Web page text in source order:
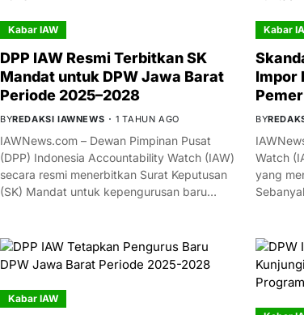
Kabar IAW
DPP IAW Resmi Terbitkan SK
Mandat untuk DPW Jawa Barat
Periode 2025–2028
BYREDAKSI IAWNEWS 1 TAHUN AGO
IAWNews.com – Dewan Pimpinan Pusat
(DPP) Indonesia Accountability Watch (IAW)
secara resmi menerbitkan Surat Keputusan
(SK) Mandat untuk kepengurusan baru…
Kabar
Impor
BY
Watch
yang
Kabar IAW